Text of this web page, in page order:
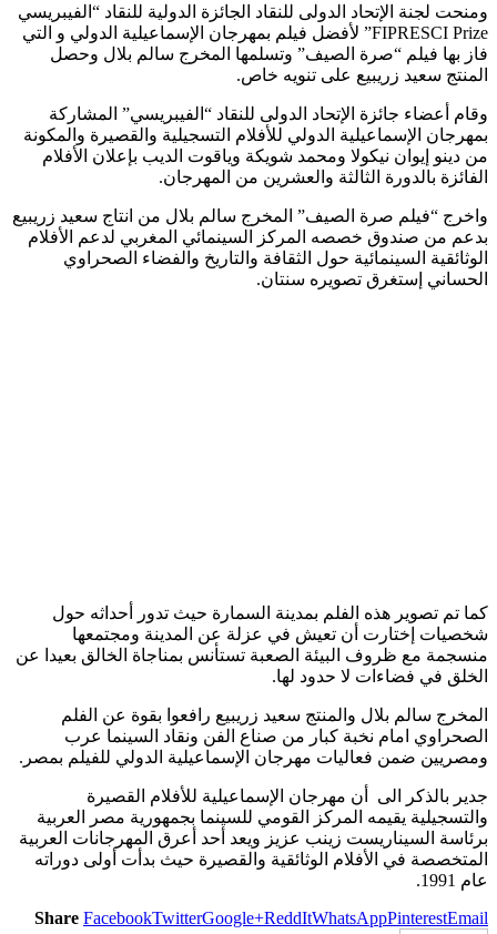
ومنحت لجنة الإتحاد الدولى للنقاد الجائزة الدولية للنقاد “الفيبريسي
FIPRESCI Prize” لأفضل فيلم بمهرجان الإسماعيلية الدولي و التي
فاز بها فيلم “صرة الصيف” وتسلمها المخرج سالم بلال وحصل
المنتج سعيد زريبيع على تنويه خاص.
وقام أعضاء جائزة الإتحاد الدولى للنقاد “الفيبريسي” المشاركة
بمهرجان الإسماعيلية الدولي للأفلام التسجيلية والقصيرة والمكونة
من دينو إيوان نيكولا ومحمد شويكة وياقوت الديب بإعلان الأفلام
الفائزة بالدورة الثالثة والعشرين من المهرجان.
واخرج “فيلم صرة الصيف” المخرج سالم بلال من انتاج سعيد زريبيع
بدعم من صندوق خصصه المركز السينمائي المغربي لدعم الأفلام
الوثائقية السينمائية حول الثقافة والتاريخ والفضاء الصحراوي
الحساني إستغرق تصويره سنتان.
كما تم تصوير هذه الفلم بمدينة السمارة حيث تدور أحداثه حول
شخصيات إختارت أن تعيش في عزلة عن المدينة ومجتمعها
منسجمة مع ظروف البيئة الصعبة تستأنس بمناجاة الخالق بعيدا عن
الخلق في فضاءات لا حدود لها.
المخرج سالم بلال والمنتج سعيد زريبيع رافعوا بقوة عن الفلم
الصحراوي امام نخبة كبار من صناع الفن ونقاد السينما عرب
ومصريين ضمن فعاليات مهرجان الإسماعيلية الدولي للفيلم بمصر.
جدير بالذكر الى أن مهرجان الإسماعيلية للأفلام القصيرة
والتسجيلية يقيمه المركز القومي للسينما بجمهورية مصر العربية
برئاسة السيناريست زينب عزيز ويعد أحد أعرق المهرجانات العربية
المتخصصة في الأفلام الوثائقية والقصيرة حيث بدأت أولى دوراته
عام 1991.
Share FacebookTwitterGoogle+ReddItWhatsAppPinterestEmail